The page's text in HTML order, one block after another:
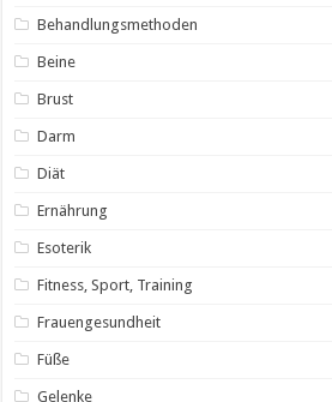
Behandlungsmethoden
Beine
Brust
Darm
Diät
Ernährung
Esoterik
Fitness, Sport, Training
Frauengesundheit
Füße
Gelenke